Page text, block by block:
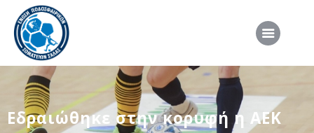
Εδραιώθηκε στην κορυφή η ΑΕΚ
ΑΡΧΙΚΗ
ΕΠΣΣ